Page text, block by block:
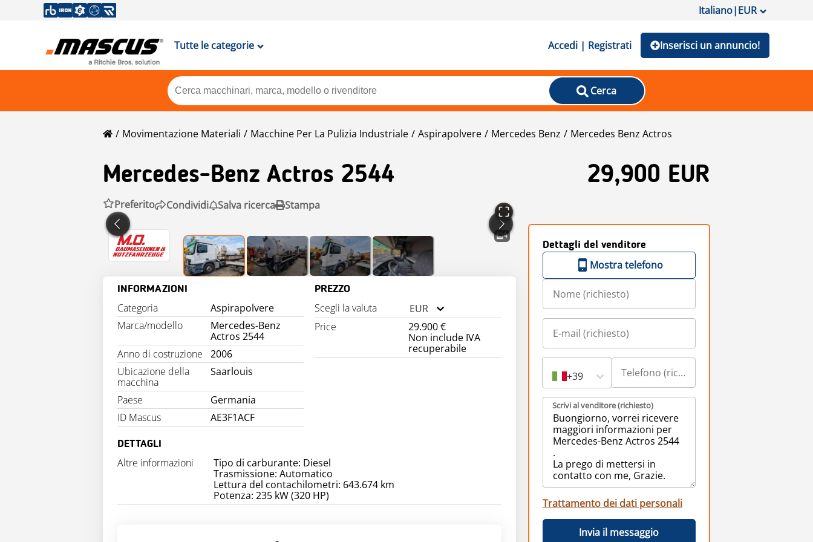
Italiano|EUR
Tutte le categorie Accedi | Registrati Inserisci un annuncio!
Cerca
Movimentazione Materiali Macchine Per La Pulizia Industriale Aspirapolvere Mercedes Benz Mercedes Benz Actros
Mercedes-Benz Actros 2544 29,900 EUR
Preferito Condividi Salva ricerca Stampa
4
INFORMAZIONI
Categoria
Aspirapolvere
Marca/modello
Mercedes-Benz
Actros 2544
Anno di costruzione
2006
Ubicazione della
macchina
Saarlouis
Paese
Germania
ID Mascus
AE3F1ACF
PREZZO
Scegli la valuta
EUR
Price
29.900 €
Non include IVA
recuperabile
DETTAGLI
Altre informazioni
Tipo di carburante: Diesel
Trasmissione: Automatico
Lettura del contachilometri: 643.674 km
Potenza: 235 kW (320 HP)
Dettagli del venditore
Mostra telefono
+39
Scrivi al venditore (richiesto)
Trattamento dei dati personali
Invia il messaggio